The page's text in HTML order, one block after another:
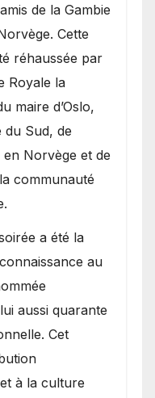
de la Gambie
Cette
réhaussée par
Royale la
maire d’Oslo,
du Sud, de
en Norvège et de
communauté
a été la
au
aussi quarante
Cet
à la culture